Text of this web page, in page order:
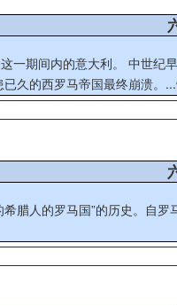
一期间内的意大利。 中世
久的西罗马帝国最终崩溃。...
腊人的罗马国”的历史。自